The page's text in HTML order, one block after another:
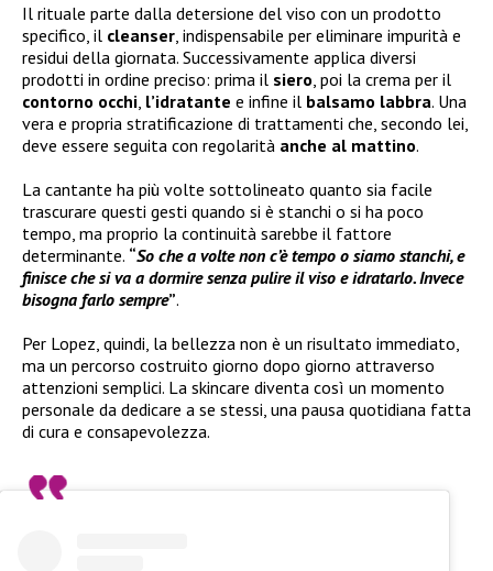
Il rituale parte dalla detersione del viso con un prodotto
specifico, il cleanser , indispensabile per eliminare impurità e
residui della giornata. Successivamente applica diversi
prodotti in ordine preciso: prima il siero , poi la crema per il
contorno occhi l’idratante e infine il balsamo labbra. Una
vera e propria stratificazione di trattamenti che, secondo lei,
deve essere seguita con regolarità anche al mattino.
La cantante ha più volte sottolineato quanto sia facile
trascurare questi gesti quando si è stanchi o si ha poco
tempo, ma proprio la continuità sarebbe il fattore
determinante. “So che a volte non c’è tempo o siamo stanchi, e
finisce che si va a dormire senza pulire il viso e idratarlo. Invece
bisogna farlo sempre”.
Per Lopez, quindi, la bellezza non è un risultato immediato,
ma un percorso costruito giorno dopo giorno attraverso
attenzioni semplici. La skincare diventa così un momento
personale da dedicare a se stessi, una pausa quotidiana fatta
di cura e consapevolezza.